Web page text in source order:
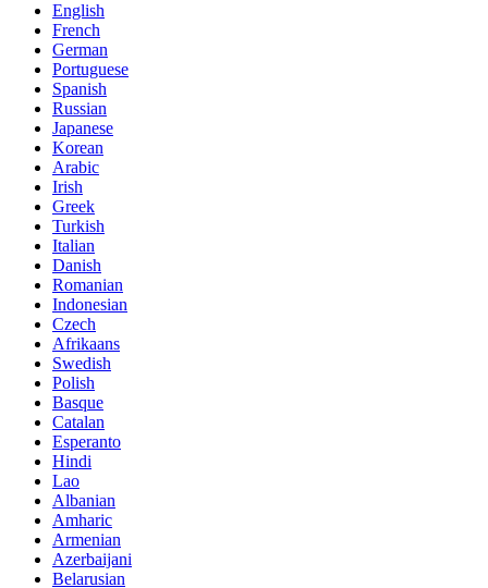
English
French
German
Portuguese
Spanish
Russian
Japanese
Korean
Arabic
Irish
Greek
Turkish
Italian
Danish
Romanian
Indonesian
Czech
Afrikaans
Swedish
Polish
Basque
Catalan
Esperanto
Hindi
Lao
Albanian
Amharic
Armenian
Azerbaijani
Belarusian